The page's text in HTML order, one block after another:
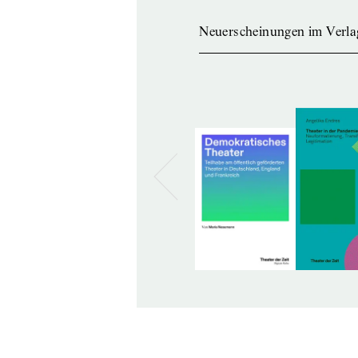
Neuerscheinungen im